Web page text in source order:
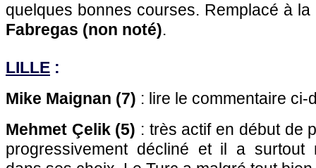
quelques bonnes courses. Remplacé à
Fabregas (non noté).
LILLE :
Mike Maignan (7) : lire le commentaire ci-
Mehmet Çelik (5) : très actif en début de
progressivement décliné et il a surtout